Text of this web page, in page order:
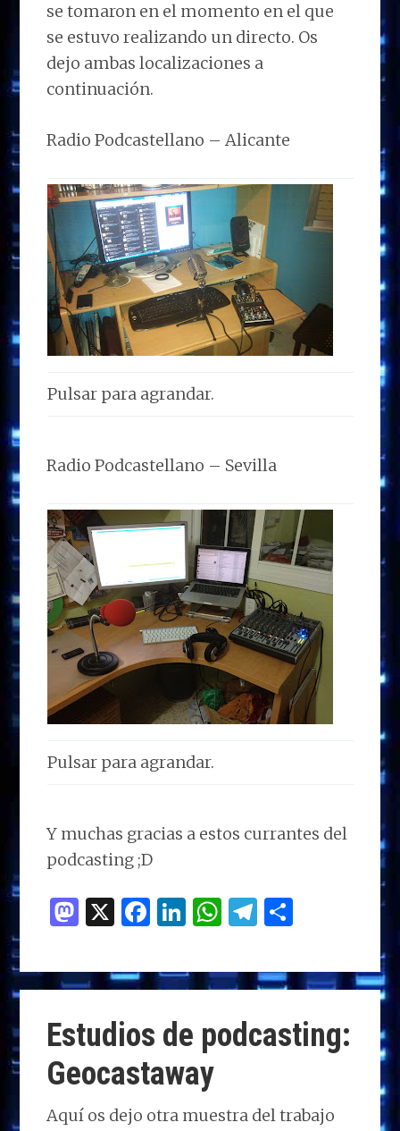
se tomaron en el momento en el que
se estuvo realizando un directo. Os
dejo ambas localizaciones a
continuación.
Radio Podcastellano – Alicante
Pulsar para agrandar.
Radio Podcastellano – Sevilla
Pulsar para agrandar.
Y muchas gracias a estos currantes del
podcasting ;D
M
to
d
o
n
X F
ce
b
o
o
k
Li
k
e
dI
n
W
at
s
A
p
T
e
g
ra
m
m
p
ar
ti
Estudios de podcasting:
Geocastaway
Aquí os dejo otra muestra del trabajo